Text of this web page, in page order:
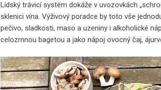
Lidský trávicí systém dokáže v uvozovkách
sklenici vína. Výživový poradce by toto vše
pečivo, sladkosti, maso a uzeniny i alkoholické
celozrnnou bagetou a jako nápoj ovocný čaj,